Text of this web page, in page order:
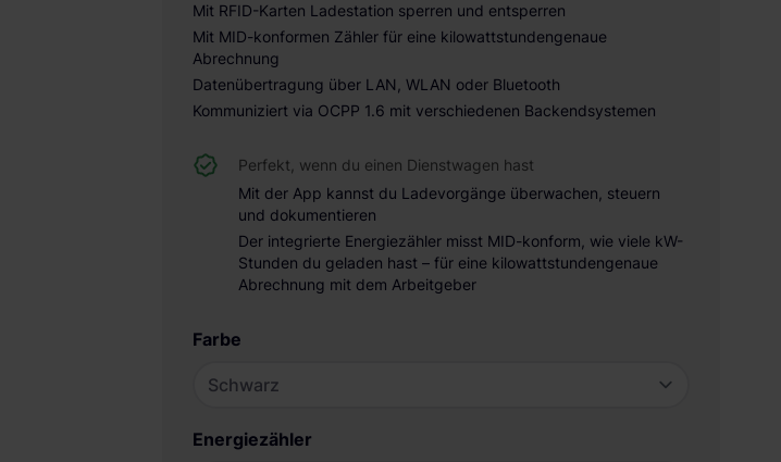
Mit RFID-Karten Ladestation sperren und entsperren
Mit MID-konformen Zähler für eine kilowattstundengenaue
Abrechnung
Datenübertragung über LAN, WLAN oder Bluetooth
Kommuniziert via OCPP 1.6 mit verschiedenen Backendsystemen
Farbe
Energiezähler
Perfekt, wenn du einen Dienstwagen hast
Mit der App kannst du Ladevorgänge überwachen, steuern
und dokumentieren
Der integrierte Energiezähler misst MID-konform, wie viele kW-
Stunden du geladen hast – für eine kilowattstundengenaue
Abrechnung mit dem Arbeitgeber